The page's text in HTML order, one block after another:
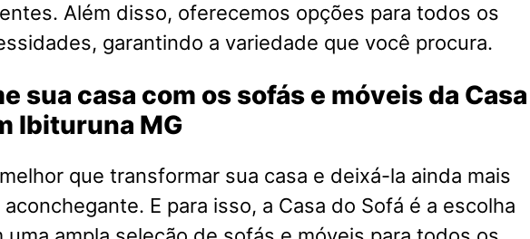
Além disso, oferecemos opções para todos os
garantindo a variedade que você procura.
sua casa com os sofás e móveis da Casa
Ibituruna MG
que transformar sua casa e deixá-la ainda mais
E para isso, a Casa do Sofá é a escolha